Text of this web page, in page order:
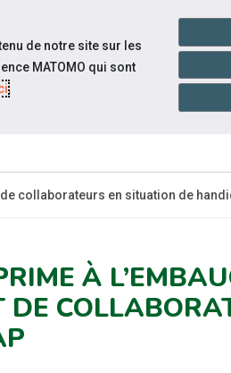
Accessibilité
PRATIQUES
collaborateurs en situation de
À
de notre site sur les
MATOMO qui sont
.